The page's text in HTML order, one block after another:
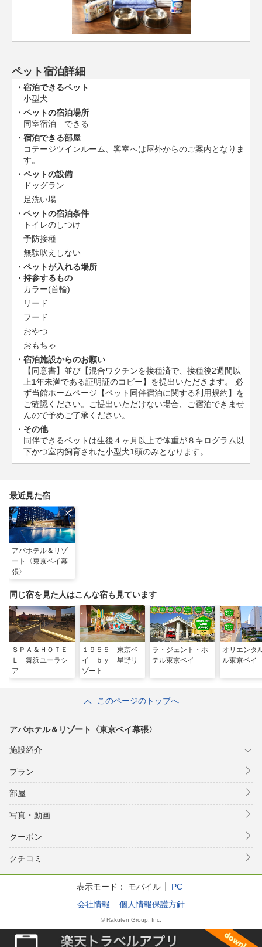
ペット宿泊詳細
宿泊できるペット
小型犬
ペットの宿泊場所
同室宿泊 できる
宿泊できる部屋
コテージツインルーム、客室へは屋外からのご案内となりま
す。
ペットの設備
ドッグラン
足洗い場
ペットの宿泊条件
トイレのしつけ
予防接種
無駄吠えしない
ペットが入れる場所
持参するもの
カラー(首輪)
リード
フード
おやつ
おもちゃ
宿泊施設からのお願い
【同意書】並び【混合ワクチンを接種済で、接種後2週間以
上1年未満である証明証のコピー】を提出いただきます。 必
ず当館ホームページ【ペット同伴宿泊に関する利用規約】を
ご確認ください。ご提出いただけない場合、ご宿泊できませ
んので予めご了承ください。
その他
同伴できるペットは生後４ヶ月以上で体重が８キログラム以
下かつ室内飼育された小型犬1頭のみとなります。
最近見た宿
アパホテル＆リゾ
ート〈東京ベイ幕
張〉
同じ宿を見た人はこんな宿も見ています
ＳＰＡ＆ＨＯＴＥ
Ｌ 舞浜ユーラシ
ア
１９５５ 東京ベ
イ ｂｙ 星野リ
ゾート
ラ・ジェント・ホ
テル東京ベイ
オリエンタ
ル東京ベイ
このページのトップへ
アパホテル＆リゾート〈東京ベイ幕張〉
施設紹介
プラン
部屋
写真・動画
クーポン
クチコミ
表示モード： モバイル
PC
会社情報
個人情報保護方針
© Rakuten Group, Inc.